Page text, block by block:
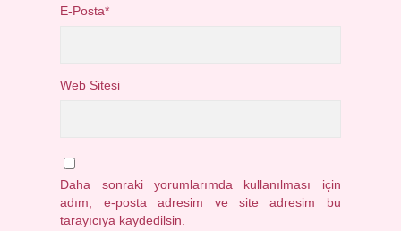
E-Posta*
Web Sitesi
Daha sonraki yorumlarımda kullanılması için
adım, e-posta adresim ve site adresim bu
tarayıcıya kaydedilsin.